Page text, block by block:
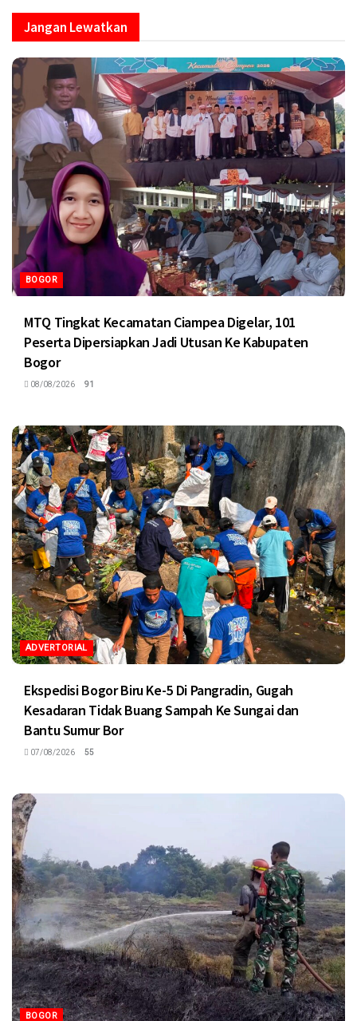
Jangan Lewatkan
BOGOR
MTQ Tingkat Kecamatan Ciampea Digelar, 101
Peserta Dipersiapkan Jadi Utusan Ke Kabupaten
Bogor
08/08/2026 91
ADVERTORIAL
Ekspedisi Bogor Biru Ke-5 Di Pangradin, Gugah
Kesadaran Tidak Buang Sampah Ke Sungai dan
Bantu Sumur Bor
07/08/2026 55
BOGOR